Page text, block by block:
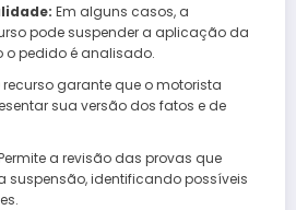
Em alguns casos, a
pode suspender a aplicação da
pedido é analisado.
recurso garante que o motorista
sua versão dos fatos e de
a revisão das provas que
suspensão, identificando possíveis